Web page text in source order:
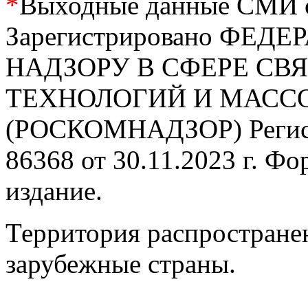
Зарегистрировано
НАДЗОРУ В СФЕРЕ
ТЕХНОЛОГИЙ И
(РОСКОМНАДЗОР)
86368 от 30.11.2023 г.
издание.
Территория
зарубежные страны.